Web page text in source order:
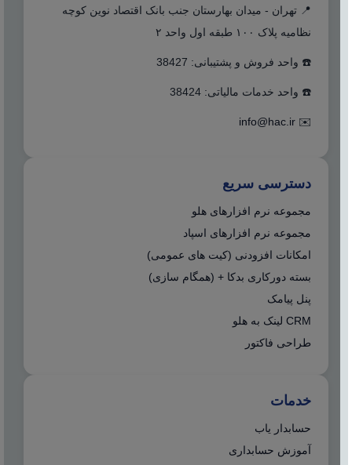
📍 تهران - میدان بهارستان جنب بانک اقتصاد نوین کوچه
نظامیه پلاک ۱۰۰ طبقه اول واحد ۲
☎️ واحد فروش و پشتیبانی: 38427
☎️ واحد خدمات مالیاتی: 38424
✉️
info@hac.ir
دسترسی سریع
مجموعه نرم افزارهای هلو
مجموعه نرم افزارهای اسپاد
امکانات افزودنی (کیت های عمومی)
بسته دورکاری بدکا + (همگام سازی)
پنل پیامک
CRM لینک به هلو
طراحی فاکتور
خدمات
حسابدار یاب
آموزش حسابداری